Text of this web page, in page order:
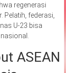
regenerasi
Pelatih, federasi,
U-23 bisa
ASEAN